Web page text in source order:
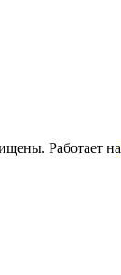
Работает на